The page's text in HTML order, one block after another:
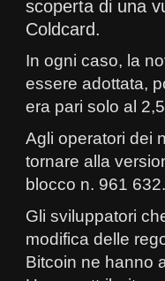
scoperta di una
Coldcard.
In ogni caso, la
essere adottata,
era pari solo al
Agli operatori dei
tornare alla
blocco n. 961 632.
Gli sviluppatori
modifica delle
Bitcoin ne hanno